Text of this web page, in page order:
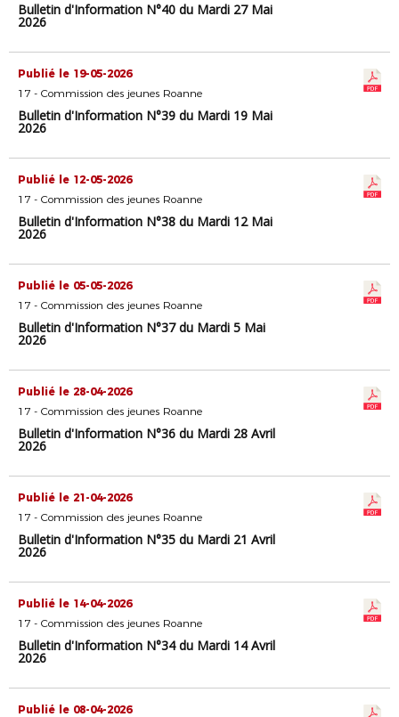
Bulletin d'Information N°40 du Mardi 27 Mai
2026
Publié le 19-05-2026
17 - Commission des jeunes Roanne
Bulletin d'Information N°39 du Mardi 19 Mai
2026
Publié le 12-05-2026
17 - Commission des jeunes Roanne
Bulletin d'Information N°38 du Mardi 12 Mai
2026
Publié le 05-05-2026
17 - Commission des jeunes Roanne
Bulletin d'Information N°37 du Mardi 5 Mai
2026
Publié le 28-04-2026
17 - Commission des jeunes Roanne
Bulletin d'Information N°36 du Mardi 28 Avril
2026
Publié le 21-04-2026
17 - Commission des jeunes Roanne
Bulletin d'Information N°35 du Mardi 21 Avril
2026
Publié le 14-04-2026
17 - Commission des jeunes Roanne
Bulletin d'Information N°34 du Mardi 14 Avril
2026
Publié le 08-04-2026